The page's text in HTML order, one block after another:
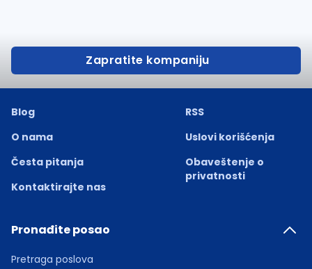
Zapratite kompaniju
Blog
O nama
Česta pitanja
Kontaktirajte nas
RSS
Uslovi korišćenja
Obaveštenje o
privatnosti
Pronađite posao
Pretraga poslova